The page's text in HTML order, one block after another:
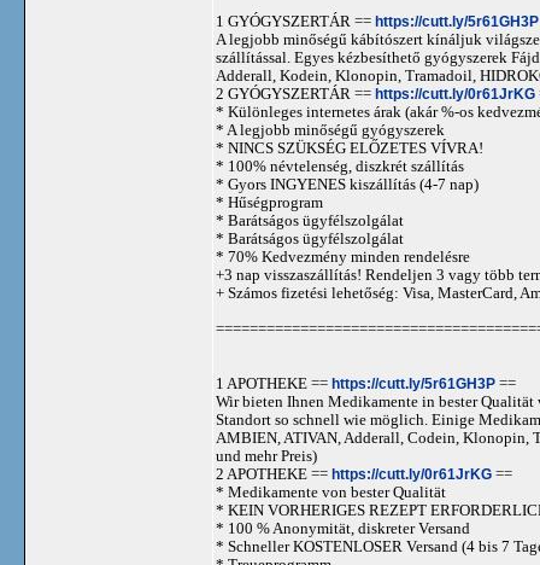
1 GYÓGYSZERTÁR == https://cutt.ly/5r61GH3P
A legjobb minőségű kábítószert kínáljuk
szállítással. Egyes kézbesíthető gyógyszerek
Adderall, Kodein, Klonopin, Tramadoil,
2 GYÓGYSZERTÁR == https://cutt.ly/0r61JrKG
* Különleges internetes árak (akár %-os
* A legjobb minőségű gyógyszerek
* NINCS SZÜKSÉG ELŐZETES VÍVRA!
* 100% névtelenség, diszkrét szállítás
* Gyors INGYENES kiszállítás (4-7 nap)
* Hűségprogram
* Barátságos ügyfélszolgálat
* Barátságos ügyfélszolgálat
* 70% Kedvezmény minden rendelésre
+3 nap visszaszállítás! Rendeljen 3 vagy több
+ Számos fizetési lehetőség: Visa, MasterCard,
1 APOTHEKE == https://cutt.ly/5r61GH3P ==
Wir bieten Ihnen Medikamente in bester
Standort so schnell wie möglich. Einige
AMBIEN, ATIVAN, Adderall, Codein, Klonopin,
und mehr Preis)
2 APOTHEKE == https://cutt.ly/0r61JrKG ==
* Medikamente von bester Qualität
* KEIN VORHERIGES REZEPT
* 100 % Anonymität, diskreter Versand
* Schneller KOSTENLOSER Versand (4 bis 7